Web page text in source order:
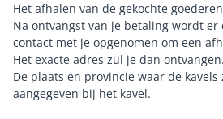
Het afhalen van de gekochte
Na ontvangst van je betaling wordt er
contact met je opgenomen om een
Het exacte adres zul je dan ontvangen.
De plaats en provincie waar de
aangegeven bij het kavel.